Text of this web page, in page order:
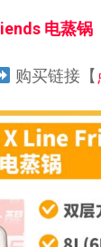
电蒸锅
购买链接【